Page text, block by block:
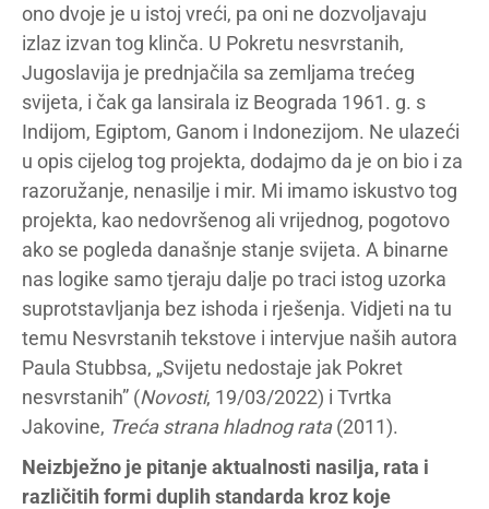
ono dvoje je u istoj vreći, pa oni ne dozvoljavaju
izlaz izvan tog klinča. U Pokretu nesvrstanih,
Jugoslavija je prednjačila sa zemljama trećeg
svijeta, i čak ga lansirala iz Beograda 1961. g. s
Indijom, Egiptom, Ganom i Indonezijom. Ne ulazeći
u opis cijelog tog projekta, dodajmo da je on bio i za
razoružanje, nenasilje i mir. Mi imamo iskustvo tog
projekta, kao nedovršenog ali vrijednog, pogotovo
ako se pogleda današnje stanje svijeta. A binarne
nas logike samo tjeraju dalje po traci istog uzorka
suprotstavljanja bez ishoda i rješenja. Vidjeti na tu
temu Nesvrstanih tekstove i intervjue naših autora
Paula Stubbsa, „Svijetu nedostaje jak Pokret
nesvrstanih” (Novosti, 19/03/2022) i Tvrtka
Jakovine, Treća strana hladnog rata(2011).
Neizbježno je pitanje aktualnosti nasilja, rata i
različitih formi duplih standarda kroz koje